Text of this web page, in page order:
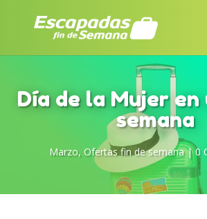
Día de la Mujer
semana
Marzo, Ofertas fin de semana|0